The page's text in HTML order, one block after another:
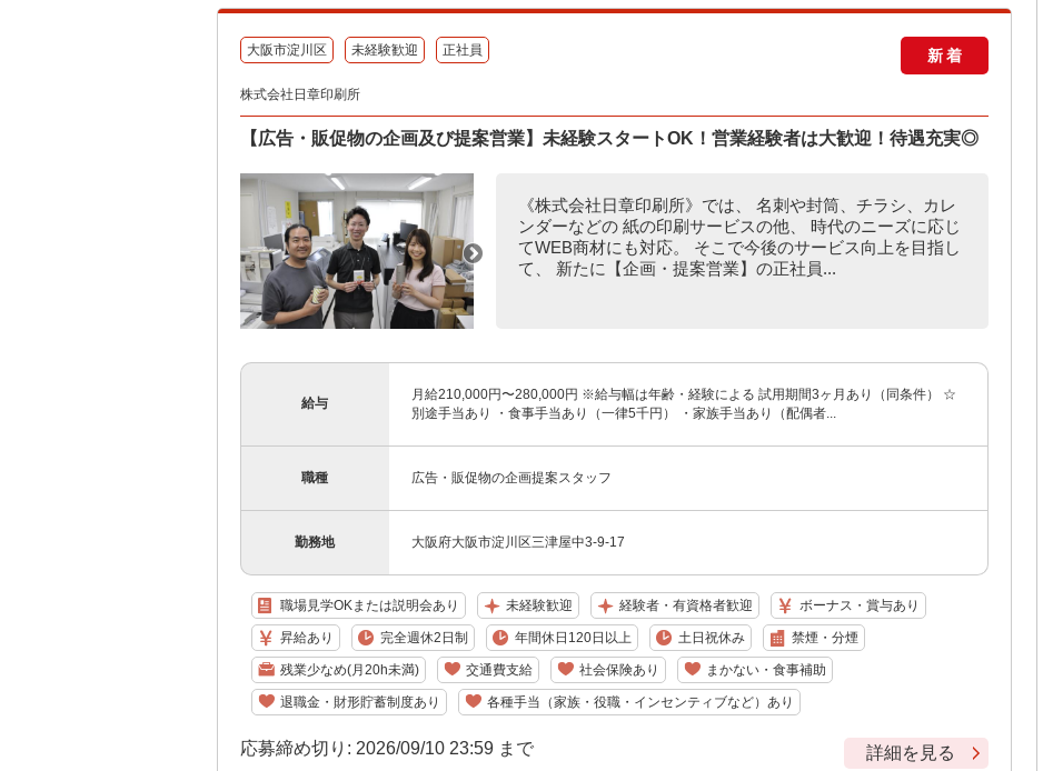
大阪市淀川区 未経験歓迎 正社員 新着
株式会社日章印刷所
【広告・販促物の企画及び提案営業】未経験スタートOK！営業経験者は大歓迎！待遇充実◎
《株式会社日章印刷所》では、 名刺や封筒、チラシ、カレ
ンダーなどの 紙の印刷サービスの他、 時代のニーズに応じ
てWEB商材にも対応。 そこで今後のサービス向上を目指し
て、 新たに【企画・提案営業】の正社員...
給与
月給210,000円〜280,000円 ※給与幅は年齢・経験による 試用期間3ヶ月あり（同条件） ☆
別途手当あり ・食事手当あり（一律5千円） ・家族手当あり（配偶者...
職種 広告・販促物の企画提案スタッフ
勤務地 大阪府大阪市淀川区三津屋中3-9-17
職場見学OKまたは説明会あり 未経験歓迎 経験者・有資格者歓迎 ボーナス・賞与あり
昇給あり 完全週休2日制 年間休日120日以上 土日祝休み 禁煙・分煙
残業少なめ(月20h未満) 交通費支給 社会保険あり まかない・食事補助
退職金・財形貯蓄制度あり 各種手当（家族・役職・インセンティブなど）あり
応募締め切り: 2026/09/10 23:59 まで 詳細を見る